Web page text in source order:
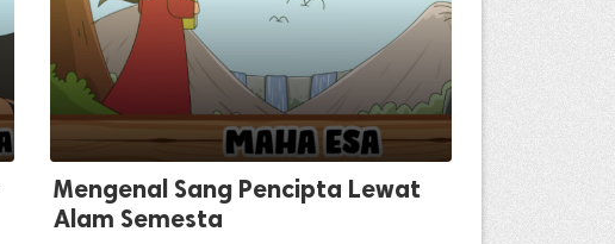
Mengenal Sang Pencipta Lewat
Alam Semesta